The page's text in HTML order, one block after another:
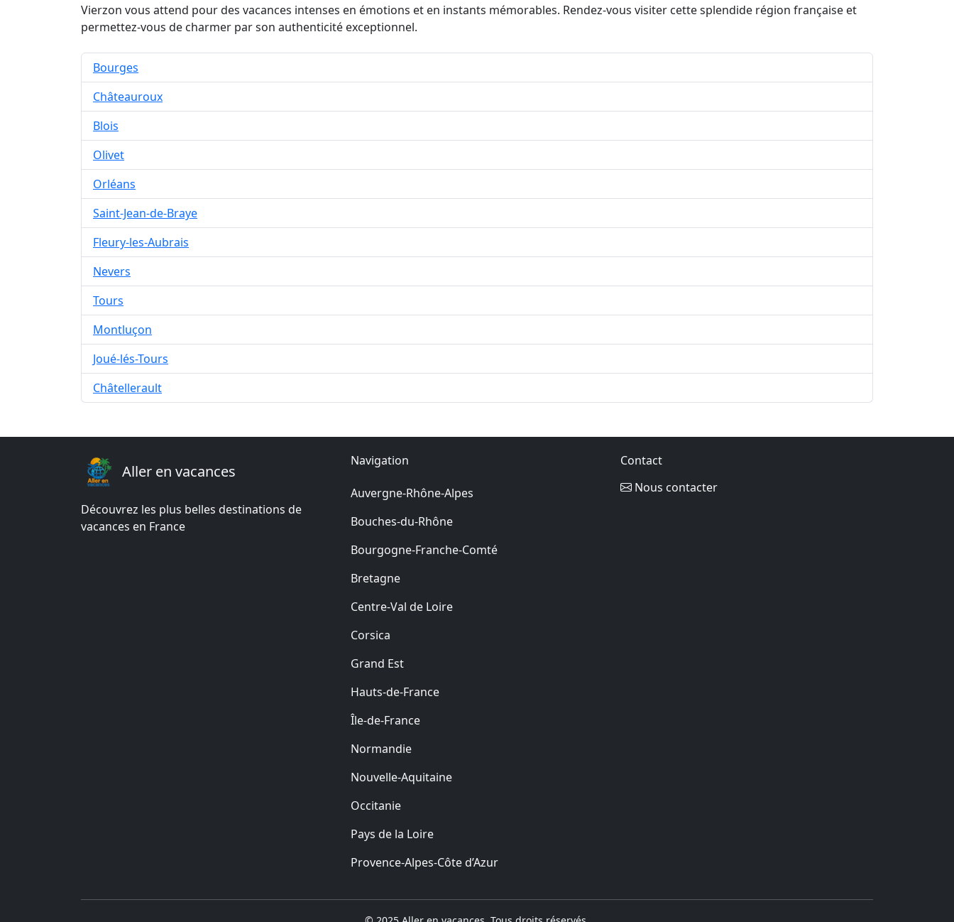
Vierzon vous attend pour des vacances intenses en émotions et en instants mémorables. Rendez-vous visiter cette splendide région française et
permettez-vous de charmer par son authenticité exceptionnel.
Bourges
Châteauroux
Blois
Olivet
Orléans
Saint-Jean-de-Braye
Fleury-les-Aubrais
Nevers
Tours
Montluçon
Joué-lés-Tours
Châtellerault
Aller en vacances
Découvrez les plus belles destinations de
vacances en France
Navigation
Auvergne-Rhône-Alpes
Bouches-du-Rhône
Bourgogne-Franche-Comté
Bretagne
Centre-Val de Loire
Corsica
Grand Est
Hauts-de-France
Île-de-France
Normandie
Nouvelle-Aquitaine
Occitanie
Pays de la Loire
Provence-Alpes-Côte d’Azur
Contact
Nous contacter